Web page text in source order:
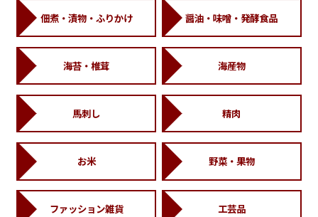
佃煮・漬物・ふりかけ 醤油・味噌・発酵食品
海苔・椎茸 海産物
馬刺し 精肉
お米 野菜・果物
ファッション雑貨 工芸品